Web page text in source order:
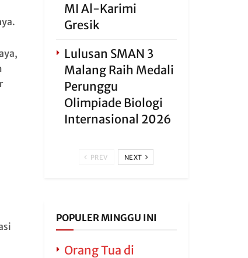
MI Al-Karimi
Gresik
Lulusan SMAN 3
Malang Raih Medali
Perunggu
Olimpiade Biologi
Internasional 2026
PREV NEXT
POPULER MINGGU INI
Orang Tua di